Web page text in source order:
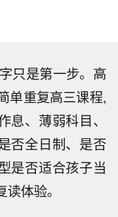
只是第一步。高
单重复高三课程,
息、薄弱科目、
否全日制、是否
是否适合孩子当
体验。